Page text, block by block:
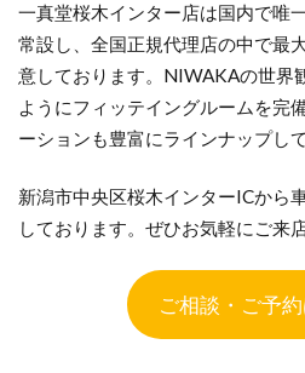
期間限定
木洩日 木目
村上市結
柊
柏崎市 桜
桜木インター
梟 槌
歴史あるブランド結婚指輪
煌びやか
燕市
燕市
燕市カフェリング
一真堂桜木インター店は国内で唯
常設し、全国正規代理店の中で最
意しております。NIWAKAの世界
ようにフィッテイングルームを完
ーションも豊富にラインナップし
新潟市中央区桜木インターICから
しております。ぜひお気軽にご来
ご相談・ご予